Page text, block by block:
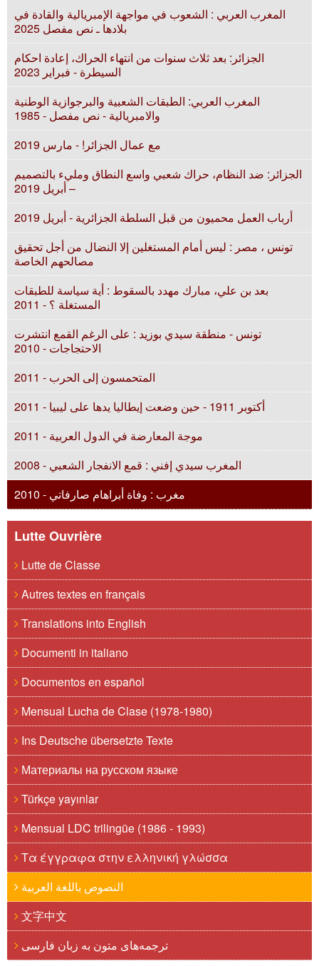
المغرب العربي : الشعوب في مواجهة الإمبريالية والقادة في
بلادها ـ نص مفصل 2025
الجزائر: بعد ثلاث سنوات من انتهاء الحراك، إعادة احكام
السيطرة - فبراير 2023
المغرب العربي: الطبقات الشعبية والبرجوازية الوطنية
والامبريالية - نص مفصل - 1985
مع عمال الجزائر! - مارس 2019
الجزائر: ضد النظام، حراك شعبي واسع النطاق ومليء بالتصميم
– أبريل 2019
أرباب العمل محميون من قبل السلطة الجزائرية - أبريل 2019
تونس ، مصر : ليس أمام المستغلين إلا النضال من أجل تحقيق
مصالحهم الخاصة
بعد بن علي، مبارك مهدد بالسقوط : أية سياسة للطبقات
المستغلة ؟ - 2011
تونس - منطقة سيدي بوزيد : على الرغم القمع انتشرت
الاحتجاجات - 2010
المتحمسون إلى الحرب - 2011
أكتوبر 1911 - حين وضعت إيطاليا يدها على ليبيا - 2011
موجة المعارضة في الدول العربية - 2011
المغرب سيدي إفني : قمع الانفجار الشعبي - 2008
مغرب : وفاة أبراهام صارفاتي - 2010
Lutte Ouvrière
Lutte de Classe
Autres textes en français
Translations into English
Documenti in italiano
Documentos en español
Mensual Lucha de Clase (1978-1980)
Ins Deutsche übersetzte Texte
Материалы на русском языке
Türkçe yayınlar
Mensual LDC trilingüe (1986 - 1993)
Τα έγγραφα στην ελληνική γλώσσα
النصوص باللغة العربية
文字中文
ترجمه‌های متون به زبان فارسی